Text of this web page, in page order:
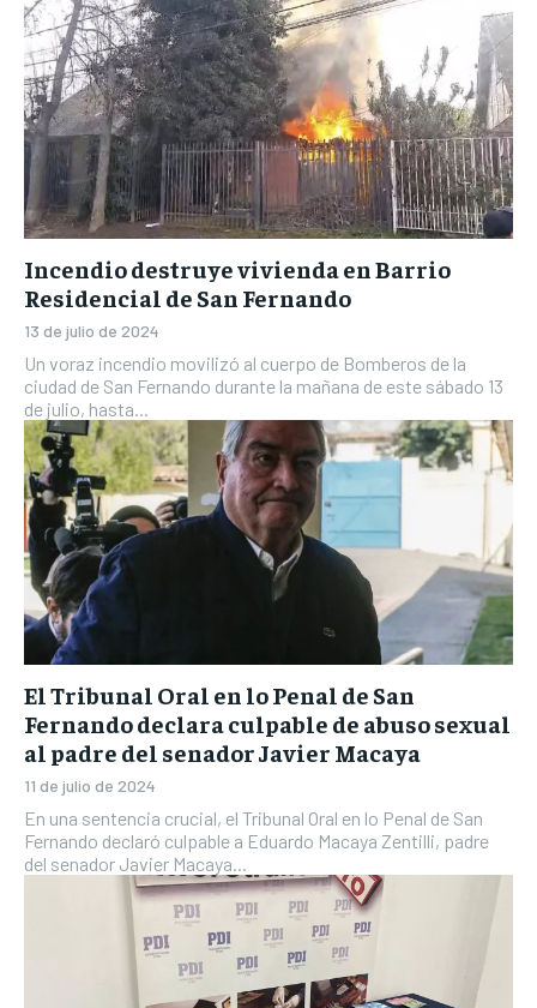
Incendio destruye vivienda en Barrio
Residencial de San Fernando
13 de julio de 2024
Un voraz incendio movilizó al cuerpo de Bomberos de la
ciudad de San Fernando durante la mañana de este sábado 13
de julio, hasta...
El Tribunal Oral en lo Penal de San
Fernando declara culpable de abuso sexual
al padre del senador Javier Macaya
11 de julio de 2024
En una sentencia crucial, el Tribunal Oral en lo Penal de San
Fernando declaró culpable a Eduardo Macaya Zentilli, padre
del senador Javier Macaya...